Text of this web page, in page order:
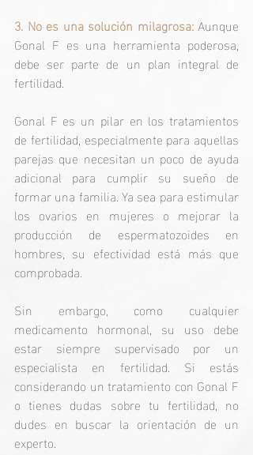
3. No es una solución milagrosa: Aunque
Gonal F es una herramienta poderosa,
debe ser parte de un plan integral de
fertilidad.
Gonal F es un pilar en los tratamientos
de fertilidad, especialmente para aquellas
parejas que necesitan un poco de ayuda
adicional para cumplir su sueño de
formar una familia. Ya sea para estimular
los ovarios en mujeres o mejorar la
producción de espermatozoides en
hombres, su efectividad está más que
comprobada.
Sin embargo, como cualquier
medicamento hormonal, su uso debe
estar siempre supervisado por un
especialista en fertilidad. Si estás
considerando un tratamiento con Gonal F
o tienes dudas sobre tu fertilidad, no
dudes en buscar la orientación de un
experto.